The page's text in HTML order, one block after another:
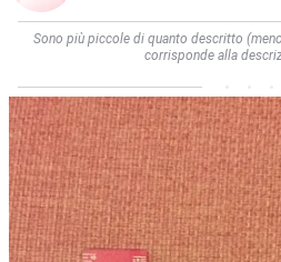
Sono più piccole di quanto descritto
corrisponde alla